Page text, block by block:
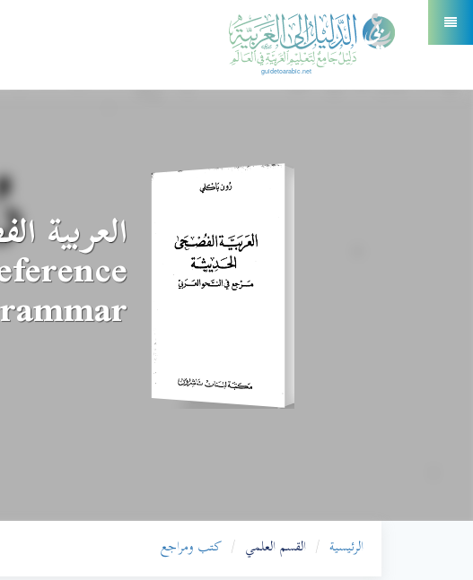
العربية
الرئيسية القسم العلمي كتب ومراجع